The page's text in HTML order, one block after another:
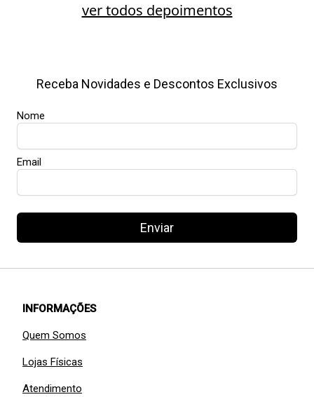
ver todos depoimentos
Receba Novidades e Descontos Exclusivos
Nome
Email
Enviar
INFORMAÇÕES
Quem Somos
Lojas Físicas
Atendimento